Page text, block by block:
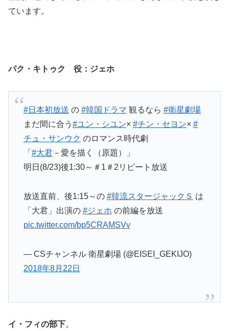
ています。
パク・キトゥク 役：ジェホ
#日本初放送 の #韓国ドラマ 観るなら #衛星劇場
まだ間に合う #ユン・シユン× #チン・セヨン× #
チュ・サンウク のロマンス時代劇
「 #大君－愛を描く（原題）」
明日(8/23)後1:30～＃1＃2リピート放送
放送直前、後1:15～の #韓流スタージャックＳ は
「大君」出演の #ジェホ の前編を放送
pic.twitter.com/bp5CRAMSVv
— CSチャンネル 衛星劇場 (@EISEI_GEKIJO)
2018年8月22日
イ・フィの部下。